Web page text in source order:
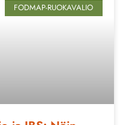
FODMAP-RUOKAVALIO